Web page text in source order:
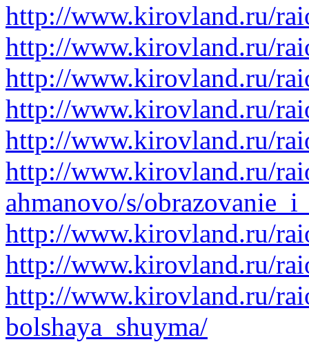
http://www.kirovland.ru/
http://www.kirovland.ru/
http://www.kirovland.ru/
http://www.kirovland.ru/
http://www.kirovland.ru/
http://www.kirovland.ru/
ahmanovo/s/
http://www.kirovland.ru/
http://www.kirovland.ru/
http://www.kirovland.ru/
bolshaya_shuyma/